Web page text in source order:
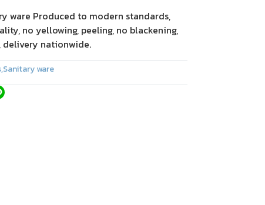
ware Produced to modern standards,
no yellowing, peeling, no blackening,
delivery nationwide.
,Sanitary ware